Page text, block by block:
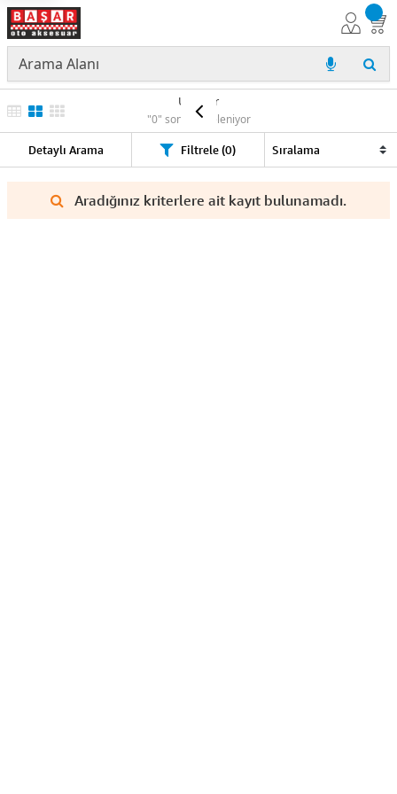
Ürünler
"0" sonuç listeleniyor
Detaylı Arama Filtrele (0)
Aradığınız kriterlere ait kayıt bulunamadı.